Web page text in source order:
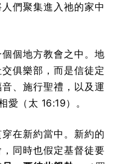
們聚集進入祂的家中
個地方教會之中。地
俱樂部，而是信徒定
、施行聖禮，以及運
愛（太 16:19）。
在新約當中。新約的
同時也假定基督徒要